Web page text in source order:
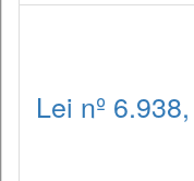
Lei nº